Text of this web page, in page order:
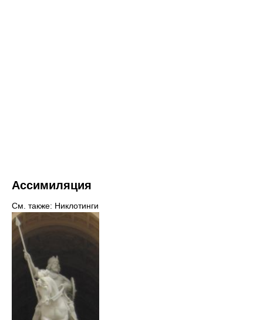
Ассимиляция
См. также: Никлотинги